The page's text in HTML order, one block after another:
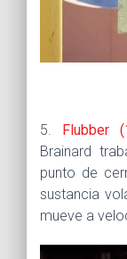
5. Flubber
Brainard
punto de
sustancia
mueve a